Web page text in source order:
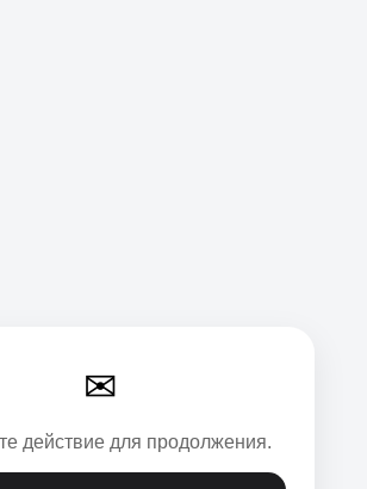
✉
действие для продолжения.